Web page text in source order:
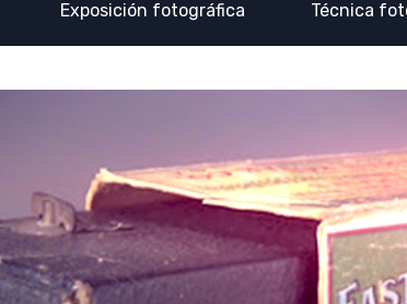
Exposición fotográfica Técnica